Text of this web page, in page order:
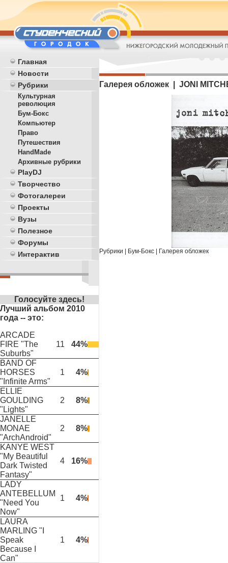
Главная
Новости
Рубрики
Культурная
революция
Бум-Бокс
Компьютер
Право
Путешествия
HandMade
Архивные рубрики
PlayDJ
Творчество
Фотогалереи
Проекты
Вузы
Полезное
Форумы
Интерактив
Голосуйте здесь!
Лучший альбом 2010
года -- это:
ARCADE
FIRE "The
Suburbs"
11 44%
BAND OF
HORSES
"Infinite Arms"
1 4%
ELLIE
GOULDING
"Lights"
2 8%
JANELLE
MONAE
"ArchAndroid"
2 8%
KANYE WEST
"My Beautiful
Dark Twisted
Fantasy"
4 16%
LADY
ANTEBELLUM
"Need You
Now"
1 4%
LAURA
MARLING "I
Speak
Because I
Can"
1 4%
Галерея обложек | JONI
Рубрики Бум-Бокс Галерея обложек